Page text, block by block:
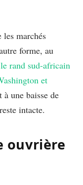
les marchés
forme, au
le rand sud-africain
et
une baisse de
intacte.
ouvrière